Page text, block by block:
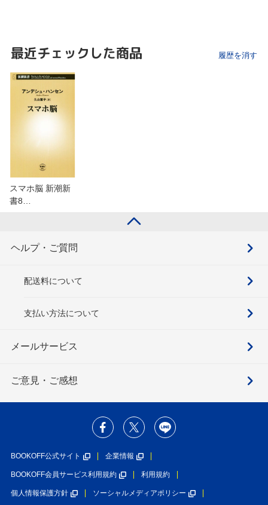
最近チェックした商品 履歴を消す
スマホ脳 新潮新
書8…
ヘルプ・ご質問
配送料について
支払い方法について
メールサービス
ご意見・ご感想
BOOKOFF公式サイト 企業情報
BOOKOFF会員サービス利用規約 利用規約
個人情報保護方針 ソーシャルメディアポリシー